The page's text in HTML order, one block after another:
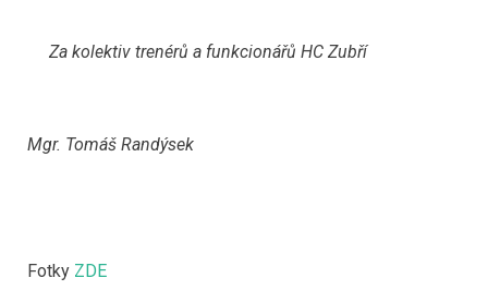
Za kolektiv trenérů a funkcionářů HC Zubří
Mgr. Tomáš Randýsek
Fotky ZDE